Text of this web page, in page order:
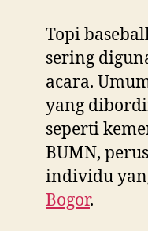
Topi
sering
acara.
yang
seperti
BUMN,
individu
Bogor.